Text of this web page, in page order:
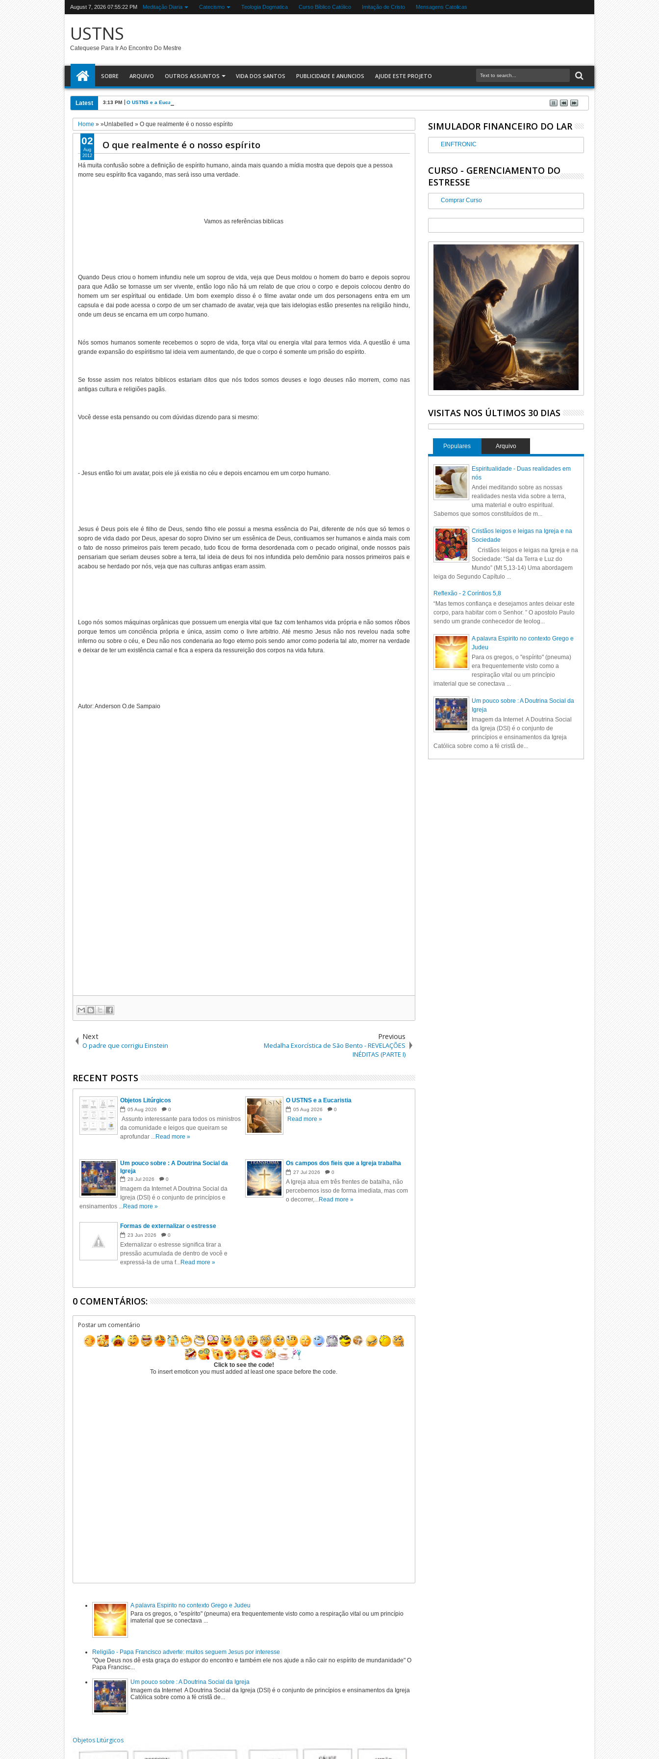
August 7, 2026 07:55:23 PM Meditação Diaria Catecismo Teologia Dogmatica Curso Bíblico Católico Imitação de Cristo Mensagens Catolicas
USTNS
Catequese Para Ir Ao Encontro Do Mestre
SOBRE ARQUIVO OUTROS ASSUNTOS VIDA DOS SANTOS PUBLICIDADE E ANUNCIOS AJUDE ESTE PROJETO
Latest 3:13 PM O USTNS e a Eucaristia
Home » »Unlabelled »O que realmente é o nosso espírito
O que realmente é o nosso espírito
Há muita confusão sobre a definição de espírito humano, ainda mais quando a mídia mostra que depois que a pessoa
morre seu espírito fica vagando, mas será isso uma verdade.
Vamos as referências biblicas
Quando Deus criou o homem infundiu nele um soprou de vida, veja que Deus moldou o homem do barro e depois soprou
para que Adão se tornasse um ser vivente, então logo não há um relato de que criou o corpo e depois colocou dentro do
homem um ser espíritual ou entidade. Um bom exemplo disso é o filme avatar onde um dos personagens entra em um
capsula e dai pode acessa o corpo de um ser chamado de avatar, veja que tais idelogias estão presentes na religião hindu,
onde um deus se encarna em um corpo humano.
Nós somos humanos somente recebemos o sopro de vida, força vital ou energia vital para termos vida. A questão é uma
grande expansão do espíritismo tal ideia vem aumentando, de que o corpo é somente um prisão do espírito.
Se fosse assim nos relatos biblicos estariam ditos que nós todos somos deuses e logo deuses não morrem, como nas
antigas cultura e religiões pagãs.
Você desse esta pensando ou com dúvidas dizendo para si mesmo:
- Jesus então foi um avatar, pois ele já existia no céu e depois encarnou em um corpo humano.
Jesus é Deus pois ele é filho de Deus, sendo filho ele possui a mesma essência do Pai, diferente de nós que só temos o
sopro de vida dado por Deus, apesar do sopro Divino ser um essênica de Deus, contiuamos ser humanos e ainda mais com
o fato de nosso primeiros pais terem pecado, tudo ficou de forma desordenada com o pecado original, onde nossos pais
pensariam que seriam deuses sobre a terra, tal ideia de deus foi nos infundida pelo demônio para nossos primeiros pais e
acabou se herdado por nós, veja que nas culturas antigas eram assim.
Logo nós somos máquinas orgânicas que possuem um energia vital que faz com tenhamos vida própria e não somos rôbos
porque temos um conciência própria e única, assim como o livre arbitrio. Até mesmo Jesus não nos revelou nada sofre
inferno ou sobre o céu, e Deu não nos condenaria ao fogo eterno pois sendo amor como poderia tal ato, morrer na verdade
e deixar de ter um existência carnal e fica a espera da ressureição dos corpos na vida futura.
Autor: Anderson O.de Sampaio
02
Aug
2012
Next
O padre que corrigiu Einstein
Previous
Medalha Exorcística de São Bento - REVELAÇÕES
INÉDITAS (PARTE I)
RECENT POSTS
Objetos Litúrgicos
05 Aug 2026 0
Assunto interessante para todos os ministros
da comunidade e leigos que queiram se
aprofundar ...Read more »
O USTNS e a Eucaristia
05 Aug 2026 0
Read more »
Um pouco sobre : A Doutrina Social da
Igreja
28 Jul 2026 0
Imagem da Internet A Doutrina Social da
Igreja (DSI) é o conjunto de princípios e
ensinamentos ...Read more »
Os campos dos fieis que a Igreja trabalha
27 Jul 2026 0
A Igreja atua em três frentes de batalha, não
percebemos isso de forma imediata, mas com
o decorrer,...Read more »
Formas de externalizar o estresse
23 Jun 2026 0
Externalizar o estresse significa tirar a
pressão acumulada de dentro de você e
expressá-la de uma f...Read more »
0 COMENTÁRIOS:
Postar um comentário
Click to see the code!
To insert emoticon you must added at least one space before the code.
A palavra Espirito no contexto Grego e Judeu
Para os gregos, o "espírito" (pneuma) era frequentemente visto como a respiração vital ou um princípio
imaterial que se conectava ...
Religião - Papa Francisco adverte: muitos seguem Jesus por interesse
"Que Deus nos dê esta graça do estupor do encontro e também ele nos ajude a não cair no espírito de mundanidade" O
Papa Francisc...
Um pouco sobre : A Doutrina Social da Igreja
Imagem da Internet A Doutrina Social da Igreja (DSI) é o conjunto de princípios e ensinamentos da Igreja
Católica sobre como a fé cristã de...
Objetos Litúrgicos
SIMULADOR FINANCEIRO DO LAR
EINFTRONIC
CURSO - GERENCIAMENTO DO
ESTRESSE
Comprar Curso
VISITAS NOS ÚLTIMOS 30 DIAS
Populares Arquivo
Espiritualidade - Duas realidades em
nós
Andei meditando sobre as nossas
realidades nesta vida sobre a terra,
uma material e outro espiritual.
Sabemos que somos constituídos de m...
Cristãos leigos e leigas na Igreja e na
Sociedade
Cristãos leigos e leigas na Igreja e na
Sociedade: “Sal da Terra e Luz do
Mundo” (Mt 5,13-14) Uma abordagem
leiga do Segundo Capítulo ...
Reflexão - 2 Coríntios 5,8
“Mas temos confiança e desejamos antes deixar este
corpo, para habitar com o Senhor. ” O apostolo Paulo
sendo um grande conhecedor de teolog...
A palavra Espirito no contexto Grego e
Judeu
Para os gregos, o "espírito" (pneuma)
era frequentemente visto como a
respiração vital ou um princípio
imaterial que se conectava ...
Um pouco sobre : A Doutrina Social da
Igreja
Imagem da Internet A Doutrina Social
da Igreja (DSI) é o conjunto de
princípios e ensinamentos da Igreja
Católica sobre como a fé cristã de...